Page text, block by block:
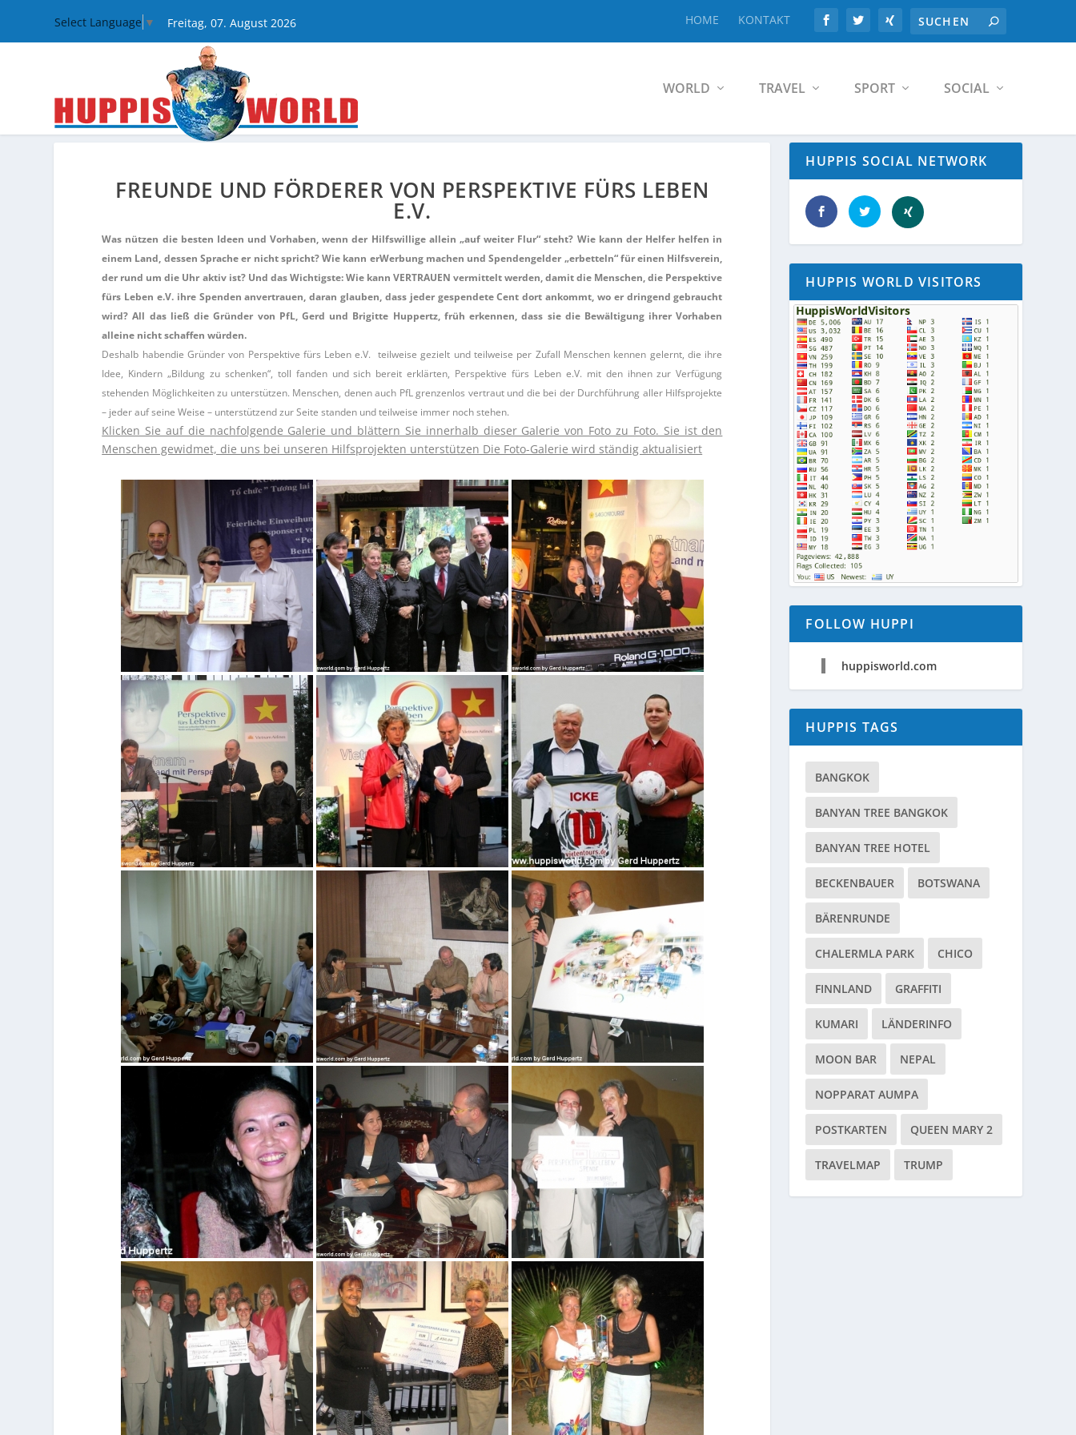
Select Language ▼ Freitag, 07. August 2026 HOME KONTAKT
WORLD TRAVEL SPORT SOCIAL
FREUNDE UND FÖRDERER VON PERSPEKTIVE FÜRS LEBEN
E.V.
Was nützen die besten Ideen und Vorhaben, wenn der Hilfswillige allein „auf weiter Flur“ steht? Wie kann der Helfer helfen in
einem Land, dessen Sprache er nicht spricht? Wie kann erWerbung machen und Spendengelder „erbetteln“ für einen Hilfsverein,
der rund um die Uhr aktiv ist? Und das Wichtigste: Wie kann VERTRAUEN vermittelt werden, damit die Menschen, die Perspektive
fürs Leben e.V. ihre Spenden anvertrauen, daran glauben, dass jeder gespendete Cent dort ankommt, wo er dringend gebraucht
wird? All das ließ die Gründer von PfL, Gerd und Brigitte Huppertz, früh erkennen, dass sie die Bewältigung ihrer Vorhaben
alleine nicht schaffen würden.
Deshalb habendie Gründer von Perspektive fürs Leben e.V. teilweise gezielt und teilweise per Zufall Menschen kennen gelernt, die ihre
Idee, Kindern „Bildung zu schenken“, toll fanden und sich bereit erklärten, Perspektive fürs Leben e.V. mit den ihnen zur Verfügung
stehenden Möglichkeiten zu unterstützen. Menschen, denen auch PfL grenzenlos vertraut und die bei der Durchführung aller Hilfsprojekte
– jeder auf seine Weise – unterstützend zur Seite standen und teilweise immer noch stehen.
Klicken Sie auf die nachfolgende Galerie und blättern Sie innerhalb dieser Galerie von Foto zu Foto. Sie ist den
Menschen gewidmet, die uns bei unseren Hilfsprojekten unterstützen Die Foto-Galerie wird ständig aktualisiert
HUPPIS SOCIAL NETWORK
HUPPIS WORLD VISITORS
FOLLOW HUPPI
huppisworld.com
HUPPIS TAGS
BANGKOK
BANYAN TREE BANGKOK
BANYAN TREE HOTEL
BECKENBAUER BOTSWANA
BÄRENRUNDE
CHALERMLA PARK CHICO
FINNLAND GRAFFITI
KUMARI LÄNDERINFO
MOON BAR NEPAL
NOPPARAT AUMPA
POSTKARTEN QUEEN MARY 2
TRAVELMAP TRUMP